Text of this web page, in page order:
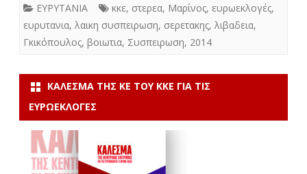
ΕΥΡΥΤΑΝΙΑ κκε, στερεα, Μαρίνος, ευρωεκλογές,
ευρυτανια, λαικη συσπειρωση, σερετακης, λιβαδεια,
Γκικόπουλος, βοιωτια, Συσπειρωση, 2014
ΚΆΛΕΣΜΑ ΤΗΣ ΚΕ ΤΟΥ ΚΚΕ ΓΙΑ ΤΙΣ
ΕΥΡΩΕΚΛΟΓΈΣ